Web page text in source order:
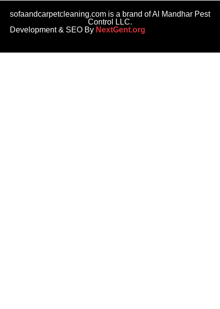
sofaandcarpetcleaning.com is a brand of Al Mandhar Pest
Control LLC.
Development & SEO By NextGent.org